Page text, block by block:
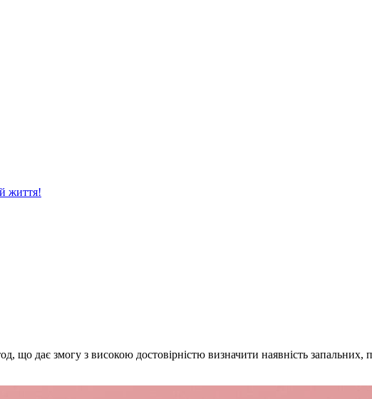
життя!
що дає змогу з високою достовірністю визначити наявність